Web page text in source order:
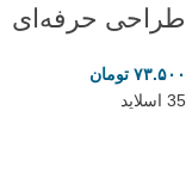
طراحی حرفه‌ای
۷۳.۵۰۰ تومان
35 اسلاید